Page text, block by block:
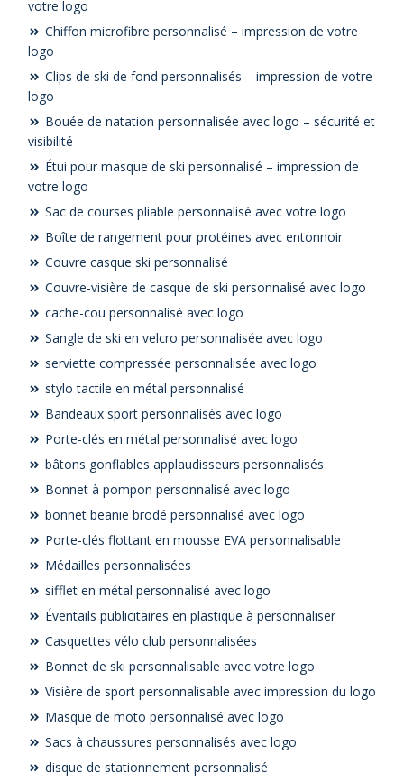
votre logo
Chiffon microfibre personnalisé – impression de votre
logo
Clips de ski de fond personnalisés – impression de votre
logo
Bouée de natation personnalisée avec logo – sécurité et
visibilité
Étui pour masque de ski personnalisé – impression de
votre logo
Sac de courses pliable personnalisé avec votre logo
Boîte de rangement pour protéines avec entonnoir
Couvre casque ski personnalisé
Couvre-visière de casque de ski personnalisé avec logo
cache-cou personnalisé avec logo
Sangle de ski en velcro personnalisée avec logo
serviette compressée personnalisée avec logo
stylo tactile en métal personnalisé
Bandeaux sport personnalisés avec logo
Porte-clés en métal personnalisé avec logo
bâtons gonflables applaudisseurs personnalisés
Bonnet à pompon personnalisé avec logo
bonnet beanie brodé personnalisé avec logo
Porte-clés flottant en mousse EVA personnalisable
Médailles personnalisées
sifflet en métal personnalisé avec logo
Éventails publicitaires en plastique à personnaliser
Casquettes vélo club personnalisées
Bonnet de ski personnalisable avec votre logo
Visière de sport personnalisable avec impression du logo
Masque de moto personnalisé avec logo
Sacs à chaussures personnalisés avec logo
disque de stationnement personnalisé